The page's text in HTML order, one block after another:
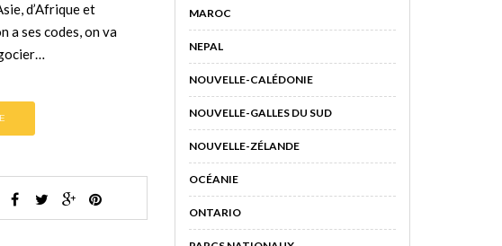
d’Afrique et
a ses codes, on va
MAROC
NEPAL
NOUVELLE-CALÉDONIE
NOUVELLE-GALLES DU SUD
NOUVELLE-ZÉLANDE
OCÉANIE
ONTARIO